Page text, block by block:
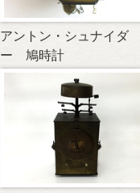
アントン・シュナイダ
ー 鳩時計